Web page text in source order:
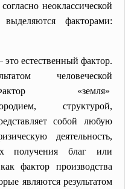
неоклассической
факторами:
естественный фактор.
человеческой
«земля»
структурой,
собой любую
деятельность,
получения благ или
фактор производства
являются результатом